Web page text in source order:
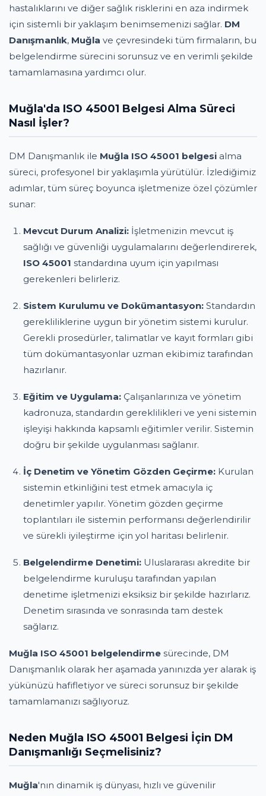
hastalıklarını ve diğer sağlık risklerini en aza indirmek
için sistemli bir yaklaşım benimsemenizi sağlar. DM
Danışmanlık, Muğla ve çevresindeki tüm firmaların, bu
belgelendirme sürecini sorunsuz ve en verimli şekilde
tamamlamasına yardımcı olur.
Muğla'da ISO 45001 Belgesi Alma Süreci
Nasıl İşler?
DM Danışmanlık ile Muğla ISO 45001 belgesi alma
süreci, profesyonel bir yaklaşımla yürütülür. İzlediğimiz
adımlar, tüm süreç boyunca işletmenize özel çözümler
sunar:
Mevcut Durum Analizi: İşletmenizin mevcut iş
sağlığı ve güvenliği uygulamalarını değerlendirerek,
ISO 45001 standardına uyum için yapılması
gerekenleri belirleriz.
Sistem Kurulumu ve Dokümantasyon: Standardın
gerekliliklerine uygun bir yönetim sistemi kurulur.
Gerekli prosedürler, talimatlar ve kayıt formları gibi
tüm dokümantasyonlar uzman ekibimiz tarafından
hazırlanır.
Eğitim ve Uygulama: Çalışanlarınıza ve yönetim
kadronuza, standardın gereklilikleri ve yeni sistemin
işleyişi hakkında kapsamlı eğitimler verilir. Sistemin
doğru bir şekilde uygulanması sağlanır.
İç Denetim ve Yönetim Gözden Geçirme: Kurulan
sistemin etkinliğini test etmek amacıyla iç
denetimler yapılır. Yönetim gözden geçirme
toplantıları ile sistemin performansı değerlendirilir
ve sürekli iyileştirme için yol haritası belirlenir.
Belgelendirme Denetimi: Uluslararası akredite bir
belgelendirme kuruluşu tarafından yapılan
denetime işletmenizi eksiksiz bir şekilde hazırlarız.
Denetim sırasında ve sonrasında tam destek
sağlarız.
Muğla ISO 45001 belgelendirme sürecinde, DM
Danışmanlık olarak her aşamada yanınızda yer alarak iş
yükünüzü hafifletiyor ve süreci sorunsuz bir şekilde
tamamlamanızı sağlıyoruz.
Neden Muğla ISO 45001 Belgesi İçin DM
Danışmanlığı Seçmelisiniz?
Muğla'nın dinamik iş dünyası, hızlı ve güvenilir